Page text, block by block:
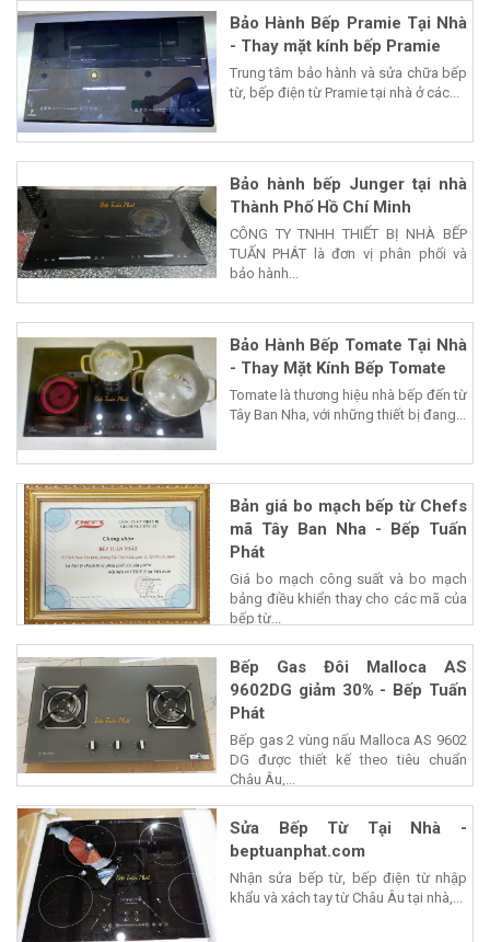
Bảo Hành Bếp Pramie Tại Nhà
- Thay mặt kính bếp Pramie
Trung tâm bảo hành và sửa chữa bếp
từ, bếp điện từ Pramie tại nhà ở các...
Bảo hành bếp Junger tại nhà
Thành Phố Hồ Chí Minh
CÔNG TY TNHH THIẾT BỊ NHÀ BẾP
TUẤN PHÁT là đơn vị phân phối và
bảo hành...
Bảo Hành Bếp Tomate Tại Nhà
- Thay Mặt Kính Bếp Tomate
Tomate là thương hiệu nhà bếp đến từ
Tây Ban Nha, với những thiết bị đang...
Bản giá bo mạch bếp từ Chefs
mã Tây Ban Nha - Bếp Tuấn
Phát
Giá bo mạch công suất và bo mạch
bảng điều khiển thay cho các mã của
bếp từ...
Bếp Gas Đôi Malloca AS
9602DG giảm 30% - Bếp Tuấn
Phát
Bếp gas 2 vùng nấu Malloca AS 9602
DG được thiết kế theo tiêu chuẩn
Châu Âu,...
Sửa Bếp Từ Tại Nhà -
beptuanphat.com
Nhận sửa bếp từ, bếp điện từ nhập
khẩu và xách tay từ Châu Âu tại nhà,...